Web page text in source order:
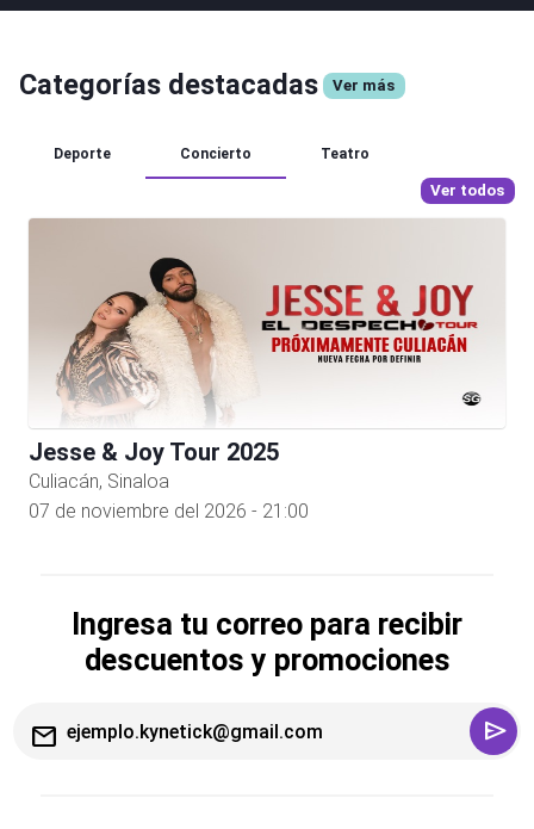
Categorías destacadas Ver más
Deporte Concierto Teatro
Ver todos
Jesse & Joy Tour 2025
Culiacán, Sinaloa
07 de noviembre del 2026 - 21:00
Ingresa tu correo para recibir
descuentos y promociones
mail send